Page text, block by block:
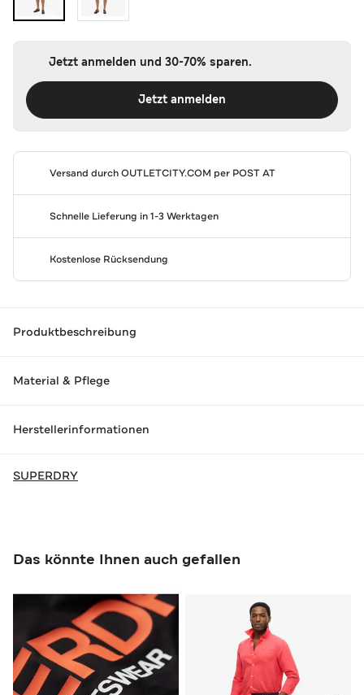
Jetzt anmelden und 30-70% sparen.
Jetzt anmelden
Versand durchOUTLETCITY.COM per POST AT
Schnelle Lieferung in 1-3 Werktagen
Kostenlose Rücksendung
Produktbeschreibung
Material & Pflege
Herstellerinformationen
SUPERDRY
Das könnte Ihnen auch gefallen